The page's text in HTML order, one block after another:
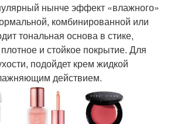
нынче эффект «влажного»
комбинированной или
тональная основа в стике,
и стойкое покрытие. Для
подойдет крем жидкой
действием.